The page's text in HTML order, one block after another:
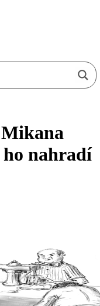
Mikana
ho nahradí